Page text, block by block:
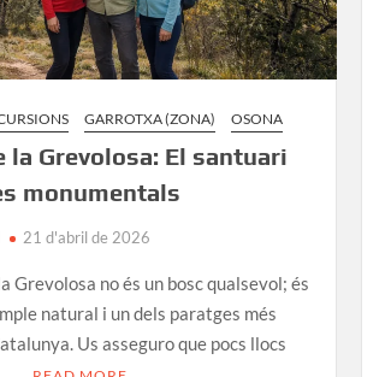
GARROTXA (ZONA) OSONA
la Grevolosa: El santuari
monumentals
21 d'abril de 2026
Grevolosa no és un bosc qualsevol; és
natural i un dels paratges més
Us asseguro que pocs llocs